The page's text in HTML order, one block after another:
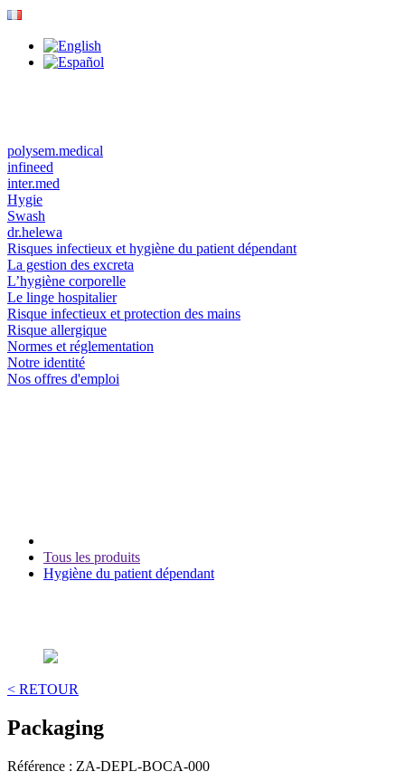
polysem.medical
infineed
inter.med
Hygie
Swash
dr.helewa
Risques infectieux et hygiène du patient dépendant
La gestion des excreta
L’hygiène corporelle
Le linge hospitalier
Risque infectieux et protection des mains
Risque allergique
Normes et réglementation
Notre identité
Nos offres d'emploi
Tous les produits
Hygiène du patient dépendant
< RETOUR
Packaging
Référence : ZA-DEPL-BOCA-000